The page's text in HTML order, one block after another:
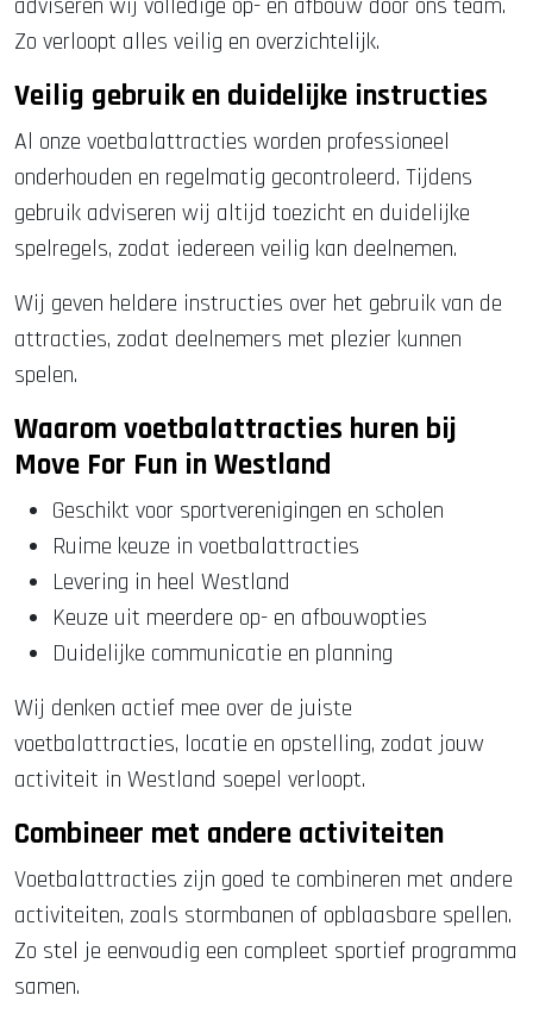
adviseren wij volledige op- en afbouw door ons team.
Zo verloopt alles veilig en overzichtelijk.
Veilig gebruik en duidelijke instructies
Al onze voetbalattracties worden professioneel
onderhouden en regelmatig gecontroleerd. Tijdens
gebruik adviseren wij altijd toezicht en duidelijke
spelregels, zodat iedereen veilig kan deelnemen.
Wij geven heldere instructies over het gebruik van de
attracties, zodat deelnemers met plezier kunnen
spelen.
Waarom voetbalattracties huren bij
Move For Fun in Westland
Geschikt voor sportverenigingen en scholen
Ruime keuze in voetbalattracties
Levering in heel Westland
Keuze uit meerdere op- en afbouwopties
Duidelijke communicatie en planning
Wij denken actief mee over de juiste
voetbalattracties, locatie en opstelling, zodat jouw
activiteit in Westland soepel verloopt.
Combineer met andere activiteiten
Voetbalattracties zijn goed te combineren met andere
activiteiten, zoals stormbanen of opblaasbare spellen.
Zo stel je eenvoudig een compleet sportief programma
samen.